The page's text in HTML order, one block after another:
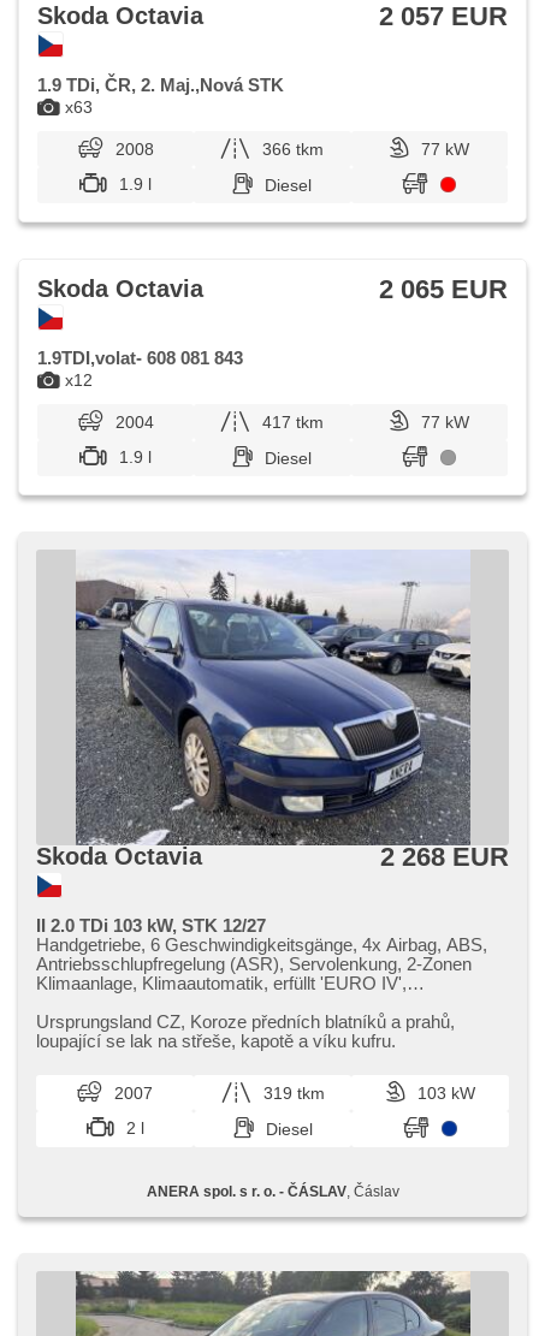
x63
Skoda Octavia 2 057 EUR
1.9 TDi, ČR, 2. Maj.,Nová STK
2008 366 tkm
77 kW
1.9 l
Diesel
x12
Skoda Octavia 2 065 EUR
1.9TDI,volat- 608 081 843
2004 417 tkm
77 kW
1.9 l
Diesel
Skoda Octavia 2 268 EUR
II 2.0 TDi 103 kW, STK 12/27
Handgetriebe, 6 Geschwindigkeitsgänge, 4x Airbag, ABS,
Antriebsschlupfregelung (ASR), Servolenkung, 2-Zonen
Klimaanlage, Klimaautomatik, erfüllt 'EURO IV',
Beifahrerairbagdeaktivierung, El. Vorderscheiben, El.
Spiegel, Wegfahrsperre, Zentralverriegelung mit
Schalthebelschloss, isofix, beheizte Sitze,
Nebelscheinwerfer, Autoradio, CD-Spieler, beheizte Spiegel
Ursprungsland CZ,​ Koroze předních blatníků a prahů,​
loupající se lak na střeše,​ kapotě a víku kufru.
2007 319 tkm
103 kW
2 l
Diesel
ANERA spol. s r. o. - ČÁSLAV, Čáslav